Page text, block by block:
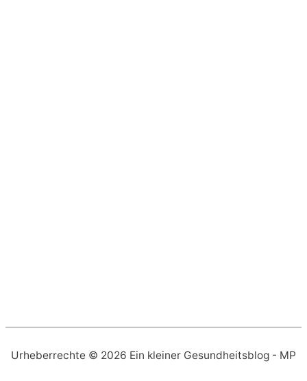
Urheberrechte © 2026 Ein kleiner Gesundheitsblog - MP